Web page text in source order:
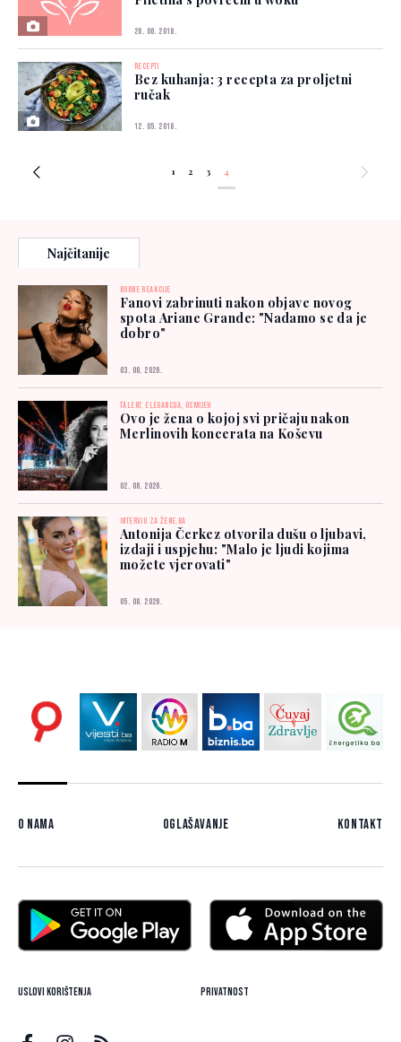
26. 06. 2018.
RECEPTI
Bez kuhanja: 3 recepta za proljetni
ručak
12. 05. 2018.
1 2 3 4
Najčitanije
BURNE REAKCIJE
Fanovi zabrinuti nakon objave novog
spota Ariane Grande: "Nadamo se da je
dobro"
03. 08. 2026.
TALENT, ELEGANCIJA, OSMIJEH
Ovo je žena o kojoj svi pričaju nakon
Merlinovih koncerata na Koševu
02. 08. 2026.
INTERVJU ZA ŽENE.BA
Antonija Čerkez otvorila dušu o ljubavi,
izdaji i uspjehu: "Malo je ljudi kojima
možete vjerovati"
05. 08. 2026.
O nama Oglašavanje Kontakt
Uslovi korištenja Privatnost